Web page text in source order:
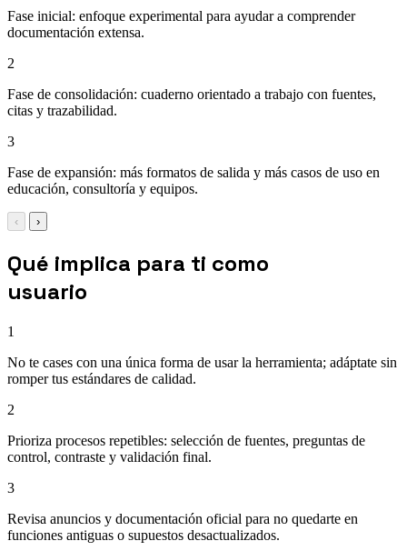
Fase inicial: enfoque experimental para ayudar a comprender
documentación extensa.
2
Fase de consolidación: cuaderno orientado a trabajo con fuentes,
citas y trazabilidad.
3
Fase de expansión: más formatos de salida y más casos de uso en
educación, consultoría y equipos.
‹ ›
Qué implica para ti como
usuario
1
No te cases con una única forma de usar la herramienta; adáptate sin
romper tus estándares de calidad.
2
Prioriza procesos repetibles: selección de fuentes, preguntas de
control, contraste y validación final.
3
Revisa anuncios y documentación oficial para no quedarte en
funciones antiguas o supuestos desactualizados.